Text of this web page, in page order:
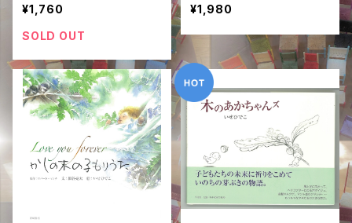
¥1,760
SOLD OUT
¥1,980